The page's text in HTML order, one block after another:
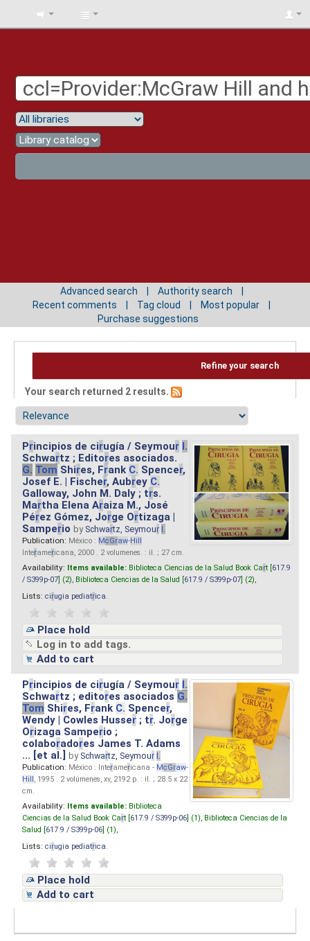
BIBLIOTECA
Advanced search
Authority search
Recent comments
Tag cloud
Most popular
Purchase suggestions
Refine your search
Your search returned 2 results.
Principios de cirugía / Seymour I.
Schwartz ; Editores asociados.
G. Tom Shires, Frank C. Spencer,
Josef E. | Fischer, Aubrey C.
Galloway, John M. Daly ; trs.
Martha Elena Araiza M., José
Pérez Gómez, Jorge Ortizaga |
Samperio by Schwartz, Seymour I.
Publication: México : McGraw-Hill
Interamericana, 2000 . 2 volumenes. : il. ; 27 cm.
Availability: Items available: Biblioteca Ciencias de la Salud Book Cart [ 617.9
/ S399p-07 ] (2), Biblioteca Ciencias de la Salud [ 617.9 / S399p-07 ] (2),
Lists: cirugia pediatrica
Place hold
Log in to add tags.
Add to cart
Principios de cirugía / Seymour I.
Schwartz ; editores asociados G.
Tom Shires, Frank C. Spencer,
Wendy | Cowles Husser ; tr. Jorge
Orizaga Samperio ;
colaboradores James T. Adams
... [et al.]by Schwartz, Seymour I.
Publication: México : Interamericana - McGraw-
Hill, 1995 . 2 volúmenes, xv, 2192 p. : il. ; 28.5 x 22
cm.
Availability: Items available: Biblioteca
Ciencias de la Salud Book Cart [ 617.9 / S399p-06 ] (1), Biblioteca Ciencias de la
Salud [ 617.9 / S399p-06 ] (1),
Lists: cirugia pediatrica
Place hold
Add to cart